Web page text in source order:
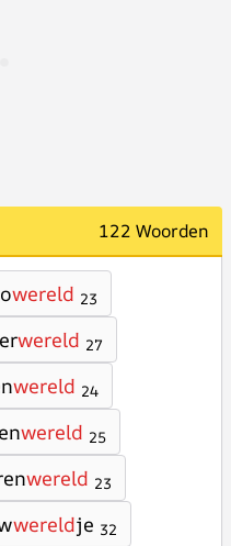
122 Woorden
wereld 23
wereld 27
wereld 24
wereld 25
wereld 23
wereldje 32